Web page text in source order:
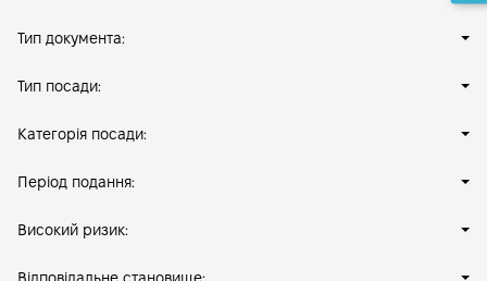
Тип документа:
Тип посади:
Категорія посади:
Період подання:
Високий ризик: